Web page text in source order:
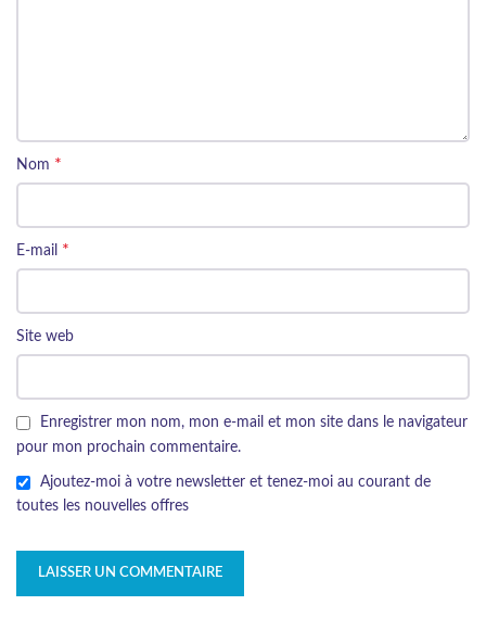
Nom *
E-mail *
Site web
Enregistrer mon nom, mon e-mail et mon site dans le navigateur
pour mon prochain commentaire.
Ajoutez-moi à votre newsletter et tenez-moi au courant de
toutes les nouvelles offres